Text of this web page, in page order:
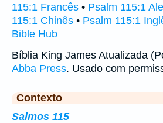
115:1 Francês • Psalm 115:1
115:1 Chinês • Psalm 115:1
Bible Hub
Bíblia King James Atualizada
Abba Press. Usado com
Contexto
Salmos 115